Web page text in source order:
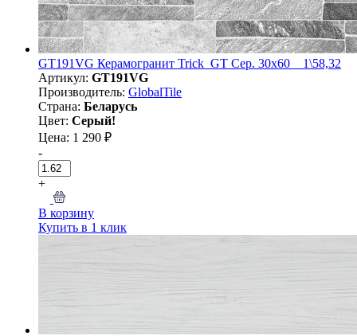
GT191VG Керамогранит Trick_GT Сер. 30x60 _ 1\58,32
Артикул: GT191VG
Производитель: GlobalTile
Страна: Беларусь
Цвет: Серый!
Цена: 1 290 ₽
-
+
В корзину
Купить в 1 клик